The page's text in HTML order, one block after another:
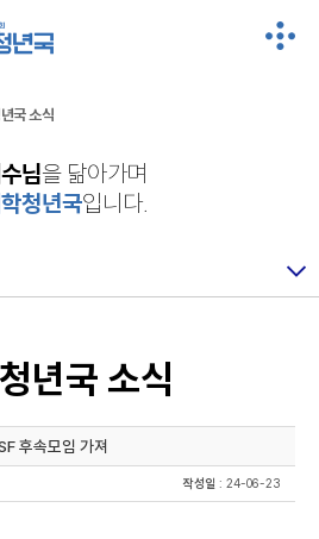
국 소식
님을 닮아가며
청년국입니다.
년국 소식
후속모임 가져
작성일 : 24-06-23